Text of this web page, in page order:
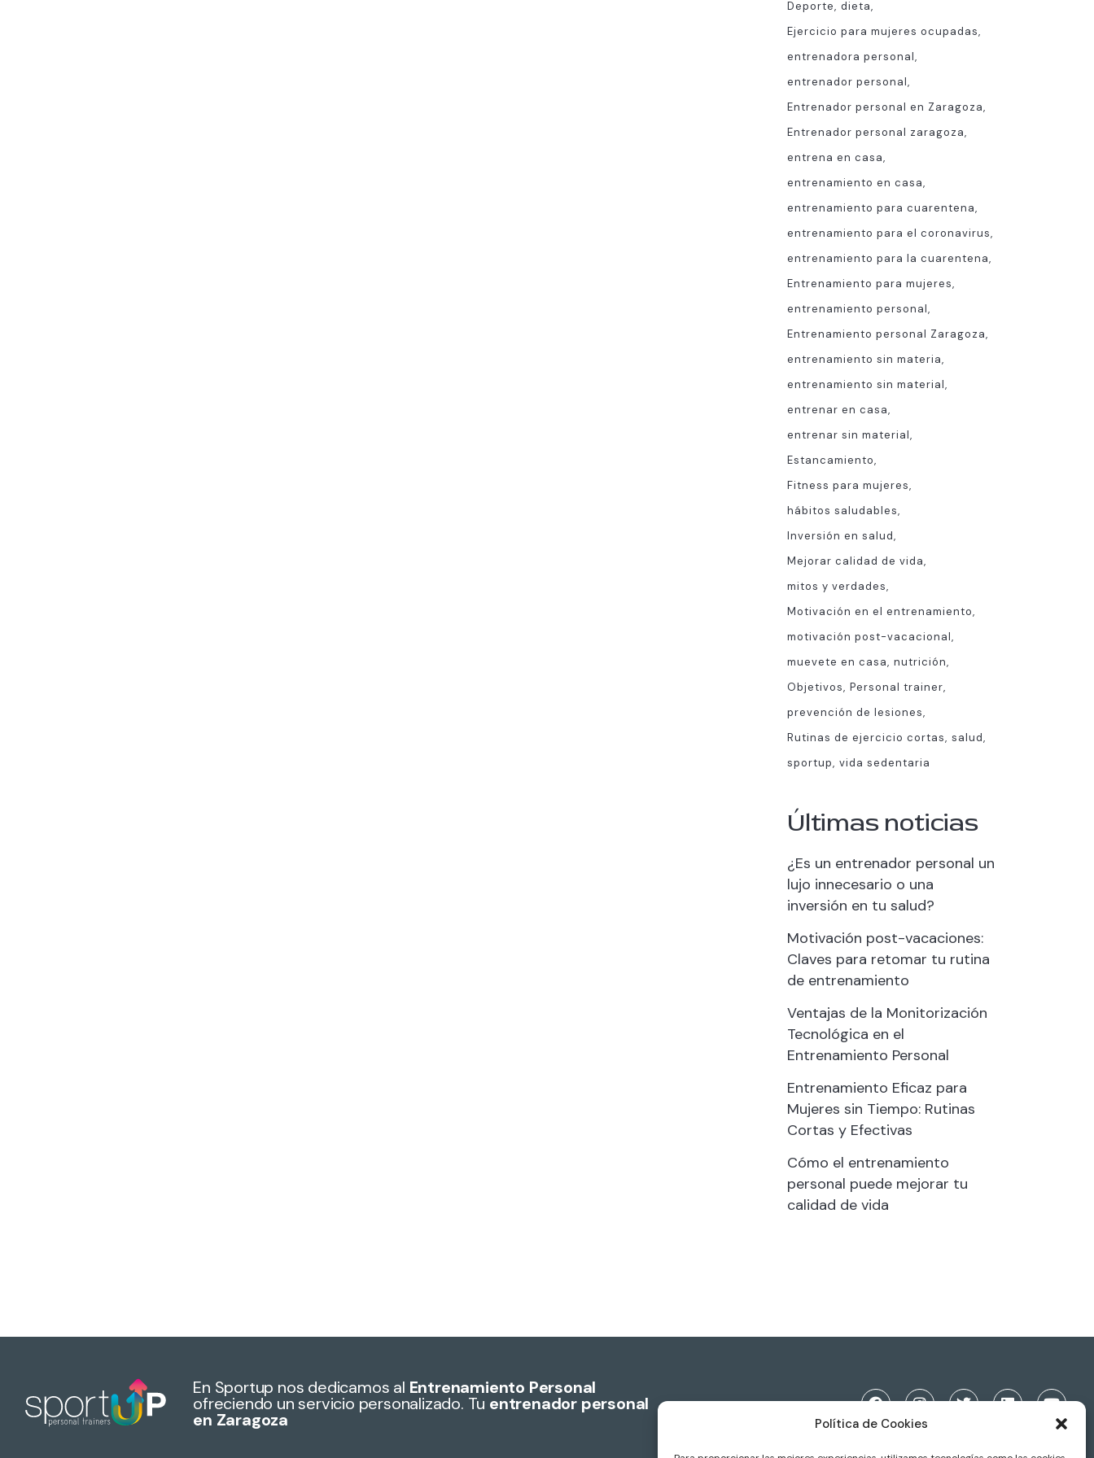
Política de Cookies
Deporte dieta
Ejercicio para mujeres ocupadas
entrenadora personal
entrenador personal
Entrenador personal en Zaragoza
Entrenador personal zaragoza
entrena en casa
entrenamiento en casa
entrenamiento para cuarentena
entrenamiento para el coronavirus
entrenamiento para la cuarentena
Entrenamiento para mujeres
entrenamiento personal
Entrenamiento personal Zaragoza
entrenamiento sin materia
entrenamiento sin material
entrenar en casa
entrenar sin material
Estancamiento
Fitness para mujeres
hábitos saludables
Inversión en salud
Mejorar calidad de vida
mitos y verdades
Motivación en el entrenamiento
motivación post-vacacional
muevete en casa nutrición
Objetivos Personal trainer
prevención de lesiones
Rutinas de ejercicio cortas salud
sportup vida sedentaria
Últimas noticias
¿Es un entrenador personal un
lujo innecesario o una
inversión en tu salud?
Motivación post-vacaciones:
Claves para retomar tu rutina
de entrenamiento
Ventajas de la Monitorización
Tecnológica en el
Entrenamiento Personal
Entrenamiento Eficaz para
Mujeres sin Tiempo: Rutinas
Cortas y Efectivas
Cómo el entrenamiento
personal puede mejorar tu
calidad de vida
En Sportup nos dedicamos al Entrenamiento Personal
ofreciendo un servicio personalizado. Tu entrenador personal
en Zaragoza